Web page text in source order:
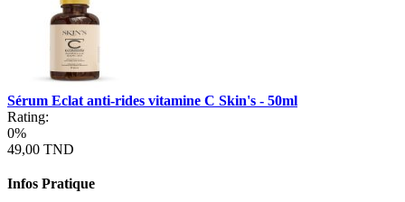
Sérum Eclat anti-rides vitamine C Skin's - 50ml
Rating:
0%
49,00 TND
Infos Pratique